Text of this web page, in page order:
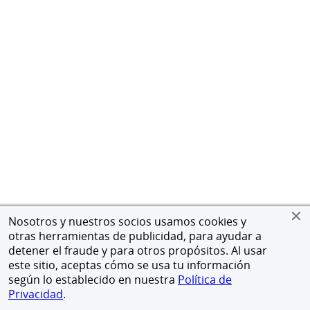
Nosotros y nuestros socios usamos cookies y
otras herramientas de publicidad, para ayudar a
detener el fraude y para otros propósitos. Al usar
este sitio, aceptas cómo se usa tu información
según lo establecido en nuestra Política de
Privacidad.